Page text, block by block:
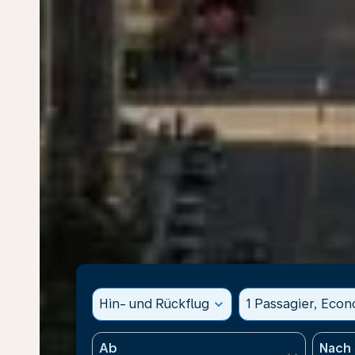
Hin- und Rückflug expand_more 1 Passagier,
Ab Nach